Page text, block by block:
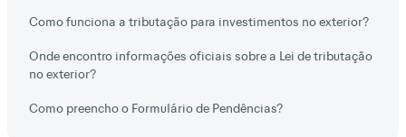
Como funciona a tributação para investimentos no exterior?
Onde encontro informações oficiais sobre a Lei de tributação
no exterior?
Como preencho o Formulário de Pendências?